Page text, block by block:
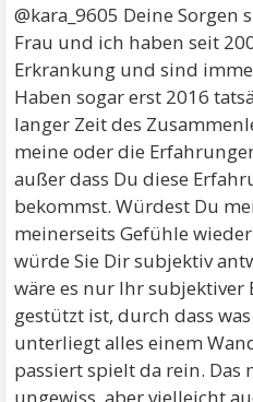
@kara_9605 Deine
Frau und ich haben seit
Erkrankung und sind
Haben sogar erst 2016
langer Zeit des
meine oder die
außer dass Du diese
bekommst. Würdest Du
meinerseits Gefühle
würde Sie Dir subjektiv
wäre es nur Ihr subjektiver
gestützt ist, durch dass
unterliegt alles einem
passiert spielt da rein. Das
ungewiss, aber vielleicht